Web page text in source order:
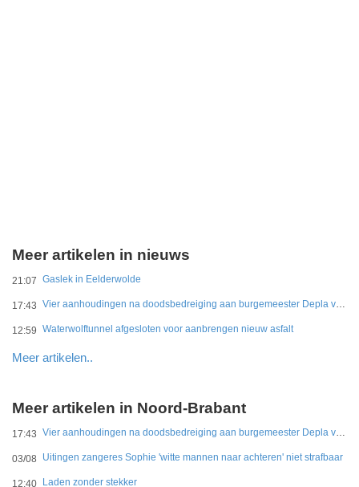
Meer artikelen in nieuws
21:07 Gaslek in Eelderwolde
17:43 Vier aanhoudingen na doodsbedreiging aan burgemeester Depla van Breda
12:59 Waterwolftunnel afgesloten voor aanbrengen nieuw asfalt
Meer artikelen..
Meer artikelen in Noord-Brabant
17:43 Vier aanhoudingen na doodsbedreiging aan burgemeester Depla van Breda
03/08 Uitingen zangeres Sophie 'witte mannen naar achteren' niet strafbaar
12:40 Laden zonder stekker